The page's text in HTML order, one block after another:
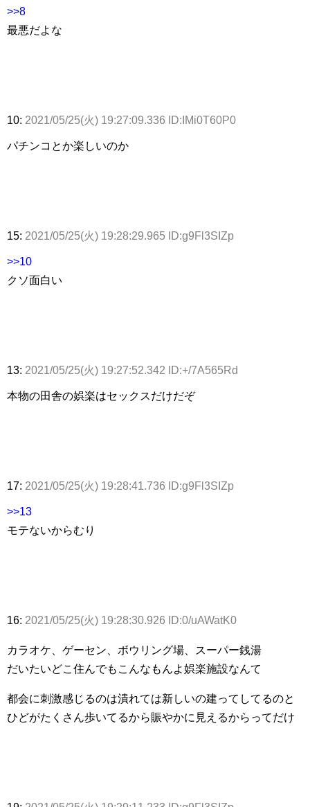
>>8
最悪だよな
10: 2021/05/25(火) 19:27:09.336 ID:IMi0T60P0
パチンコとか楽しいのか
15: 2021/05/25(火) 19:28:29.965 ID:g9Fl3SIZp
>>10
クソ面白い
13: 2021/05/25(火) 19:27:52.342 ID:+/7A565Rd
本物の田舎の娯楽はセックスだけだぞ
17: 2021/05/25(火) 19:28:41.736 ID:g9Fl3SIZp
>>13
モテないからむり
16: 2021/05/25(火) 19:28:30.926 ID:0/uAWatK0
カラオケ、ゲーセン、ボウリング場、スーパー銭湯
だいたいどこ住んでもこんなもんよ娯楽施設なんて
都会に刺激感じるのは潰れては新しいの建ってしてるのと
ひどがたくさん歩いてるから賑やかに見えるからってだけ